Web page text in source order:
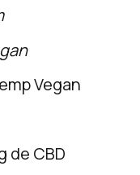
Vegan
de CBD